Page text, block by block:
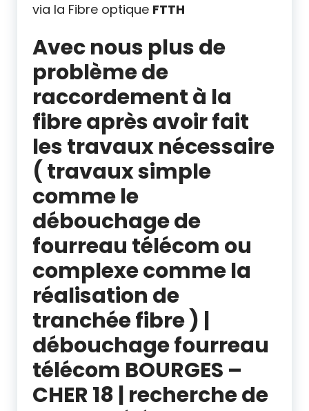
via la Fibre optique FTTH
Avec nous plus de
problème de
raccordement à la
fibre après avoir fait
les travaux nécessaire
( travaux simple
comme le
débouchage de
fourreau télécom ou
complexe comme la
réalisation de
tranchée fibre ) |
débouchage fourreau
télécom BOURGES –
CHER 18 | recherche de